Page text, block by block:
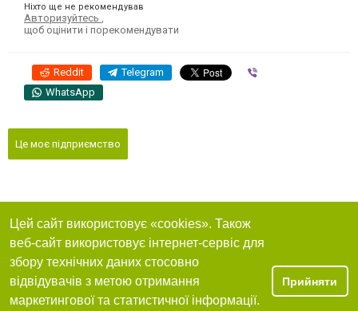
Ніхто ще не рекомендував
Авторизуйтесь
щоб оцінити і порекомендувати
Reddit Telegram
WhatsApp
Це моє підприємство
Цей сайт використовує «cookies». Також
веб-сайт використовує інтернет-сервіс для
збору технічних даних стосовно
відвідувачів з метою отримання
маркетингової та статистичної інформації.
Прийняти